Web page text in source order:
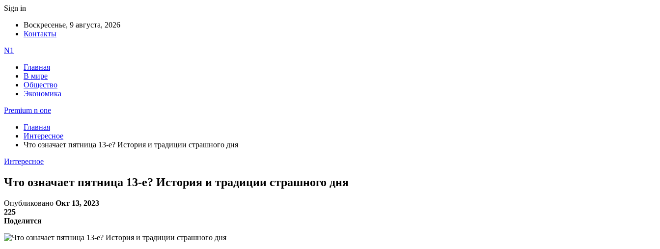
Sign in
Воскресенье, 9 августа, 2026
Контакты
N1
Главная
В мире
Общество
Экономика
Premium n one
Главная
Интересное
Что означает пятница 13-е? История и традиции страшного дня
Интересное
Что означает пятница 13-е? История и традиции страшного дня
Опубликовано Окт 13, 2023
225
Поделится